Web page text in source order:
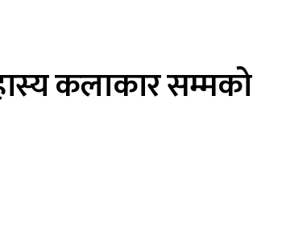
कलाकार सम्मको